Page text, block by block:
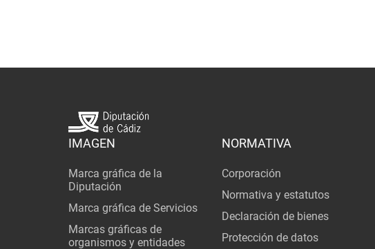
IMAGEN
Marca gráfica de la
Diputación
Marca gráfica de Servicios
Marcas gráficas de
organismos y entidades
NORMATIVA
Corporación
Normativa y estatutos
Declaración de bienes
Protección de datos